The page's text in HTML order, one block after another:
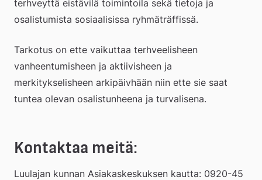
terhveyttä eistävilä toimintoila sekä tietoja ja
osalistumista sosiaalisissa ryhmäträffissä.
Tarkotus on ette vaikuttaa terhveelisheen
vanheentumisheen ja aktiivisheen ja
merkitykselisheen arkipäivhään niin ette sie saat
tuntea olevan osalistunheena ja turvalisena.
Kontaktaa meitä:
Luulajan kunnan Asiakaskeskuksen kautta: 0920-45